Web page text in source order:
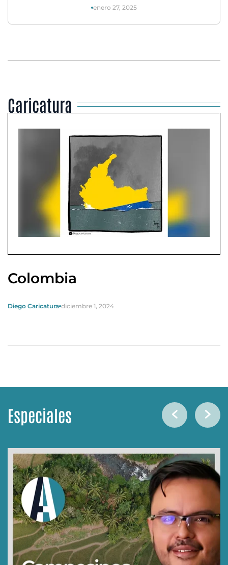
enero 27, 2025
Caricatura
Colombia
Diego Caricatura diciembre 1, 2024
Especiales